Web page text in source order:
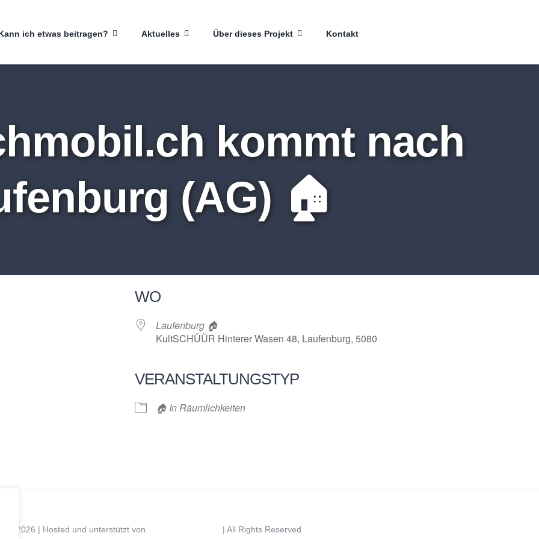
ich etwas beitragen? Aktuelles Über dieses Projekt Kontakt
kommt nach
(AG) 🏠
WO
Laufenburg 🏠
KultSCHÜÜR Hinterer Wasen 48, Laufenburg, 5080
VERANSTALTUNGSTYP
🏠 In Räumlichkeiten
2026 | Hosted und unterstützt von | All Rights Reserved